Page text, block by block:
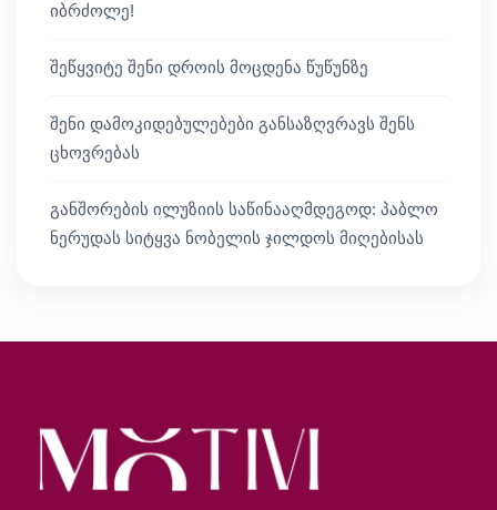
იბრძოლე!
შეწყვიტე შენი დროის მოცდენა წუწუნზე
შენი დამოკიდებულებები განსაზღვრავს შენს
ცხოვრებას
განშორების ილუზიის საწინააღმდეგოდ: პაბლო
ნერუდას სიტყვა ნობელის ჯილდოს მიღებისას